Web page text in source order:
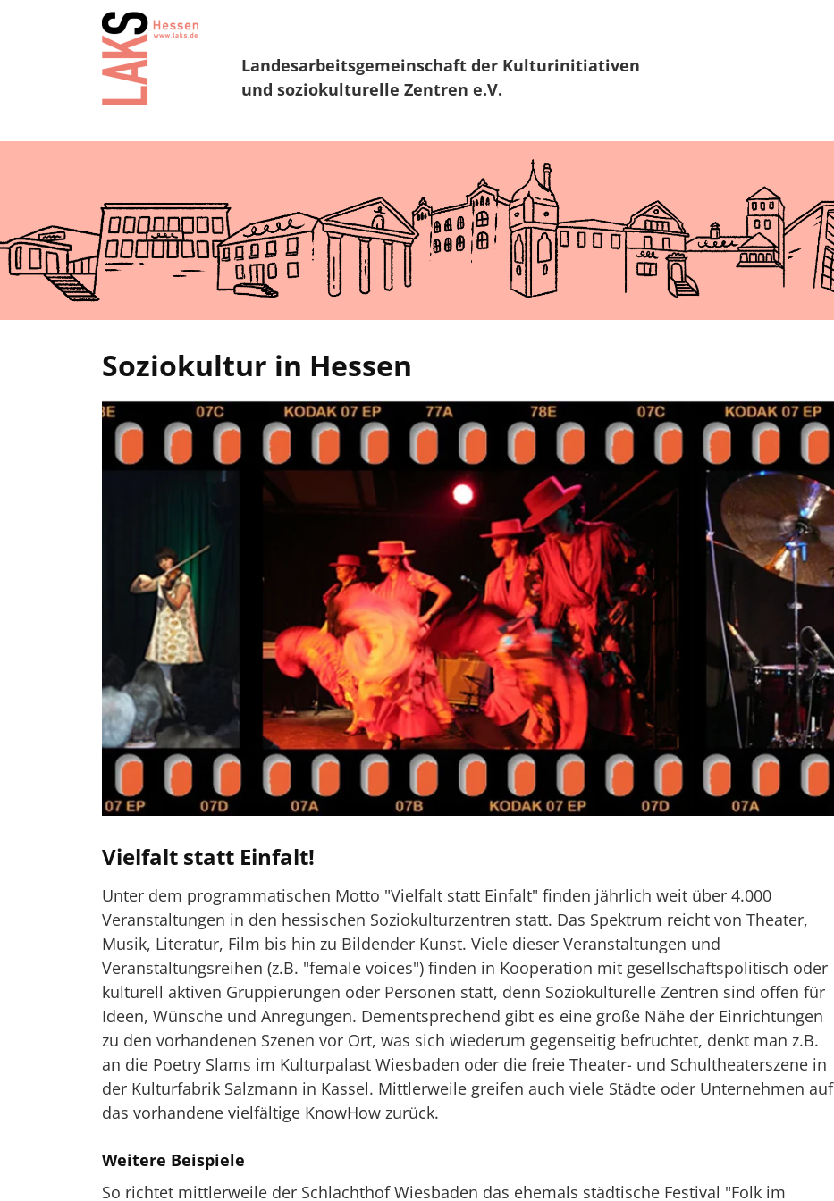
Landesarbeitsgemeinschaft der Kulturinitiativen
und soziokulturelle Zentren e.V.
Soziokultur in Hessen
Vielfalt statt Einfalt!
Unter dem programmatischen Motto "Vielfalt statt Einfalt" finden jährlich weit über 4.000
Veranstaltungen in den hessischen Soziokulturzentren statt. Das Spektrum reicht von Theater,
Musik, Literatur, Film bis hin zu Bildender Kunst. Viele dieser Veranstaltungen und
Veranstaltungsreihen (z.B. "female voices") finden in Kooperation mit gesellschaftspolitisch oder
kulturell aktiven Gruppierungen oder Personen statt, denn Soziokulturelle Zentren sind offen für
Ideen, Wünsche und Anregungen. Dementsprechend gibt es eine große Nähe der Einrichtungen
zu den vorhandenen Szenen vor Ort, was sich wiederum gegenseitig befruchtet, denkt man z.B.
an die Poetry Slams im Kulturpalast Wiesbaden oder die freie Theater- und Schultheaterszene in
der Kulturfabrik Salzmann in Kassel. Mittlerweile greifen auch viele Städte oder Unternehmen auf
das vorhandene vielfältige KnowHow zurück.
Weitere Beispiele
So richtet mittlerweile der Schlachthof Wiesbaden das ehemals städtische Festival "Folk im